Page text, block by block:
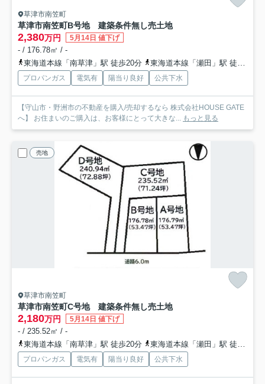
草津市南笠町
草津市南笠町B号地 建築条件無し売土地
2,380万円 5月14日 値下げ
- / 176.78㎡ / -
東海道本線「南草津」駅 徒歩20分
東海道本線「瀬田」駅 徒歩24分
プロパンガス 電気有 陽当り良好 公共下水
【守山市・野洲市の不動産を購入/売却するなら 株式会社HOUSE GATE
へ】 お住まいのご購入は、お客様にとって大きな... もっと見る
売地
草津市南笠町
草津市南笠町C号地 建築条件無し売土地
2,180万円 5月14日 値下げ
- / 235.52㎡ / -
東海道本線「南草津」駅 徒歩20分
東海道本線「瀬田」駅 徒歩24分
プロパンガス 電気有 陽当り良好 公共下水